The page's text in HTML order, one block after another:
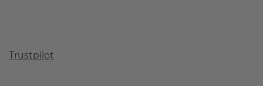
Trustpilot